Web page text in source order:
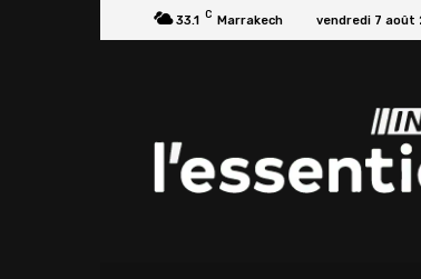
33.1 C Marrakech vendredi 7 août